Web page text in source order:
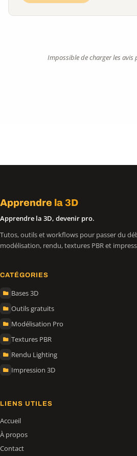
Impossible de charger les avis
Apprendre la 3D
Apprendre la 3D, devenir pro.
Tutos, outils et workflows pour passer du
modélisation, rendu, textures PBR et
CATÉGORIES
Bases 3D
Outils gratuits
Modélisation Pro
Textures PBR
Rendu Lighting
Impression 3D
LIENS UTILES
Accueil
À propos
Contact